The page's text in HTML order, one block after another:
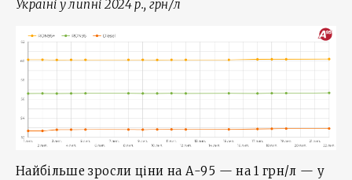
Україні у липні 2024 р., грн/л
Найбільше зросли ціни на А-95 — на 1 грн/л — у